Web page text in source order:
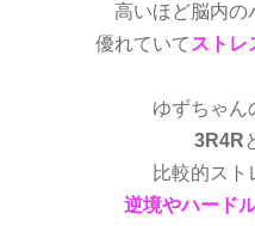
高いほど脳内の
優れていてストレ
ゆずちゃん
3R4R
比較的スト
逆境やハード